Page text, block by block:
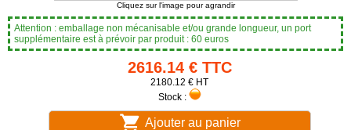
Cliquez sur l'image pour agrandir
Attention : emballage non mécanisable et/ou grande longueur, un port
supplémentaire est à prévoir par produit : 60 euros
2616.14 € TTC
2180.12 € HT
Stock :
Ajouter au panier